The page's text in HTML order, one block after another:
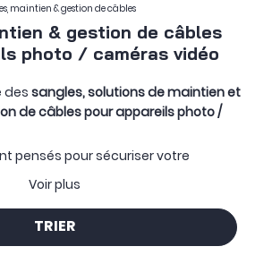
maintien & gestion de câbles
& gestion de câbles
photo / caméras vidéo
des sangles, solutions de maintien et
de câbles pour appareils photo /
pensés pour sécuriser votre
accessible et organiser les
boîtier. Au programme, courroies,
et serre-câbles.
Voir plus
TRIER